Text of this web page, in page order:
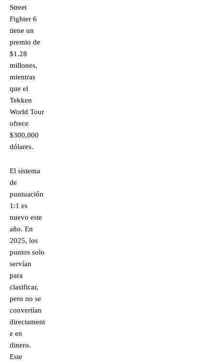
Street
Fighter 6
tiene un
premio de
$1.28
millones,
mientras
que el
Tekken
World Tour
ofrece
$300,000
dólares.
El sistema
de
puntuación
1:1 es
nuevo este
año. En
2025, los
puntos solo
servían
para
clasificar,
pero no se
convertían
directament
e en
dinero.
Este